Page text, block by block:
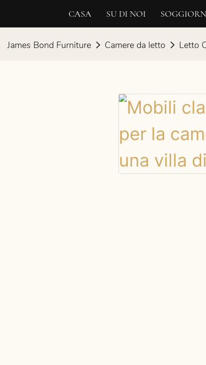
CASA SU DI NOI
James Bond Furniture Camere da letto Letto